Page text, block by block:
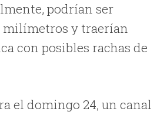
podrían ser
milímetros y traerían
con posibles rachas de
el domingo 24, un canal